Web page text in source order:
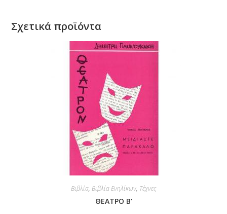
Σχετικά προϊόντα
Βιβλία, Βιβλία Ενηλίκων, Τέχνες
ΘΕΑΤΡΟ Β’